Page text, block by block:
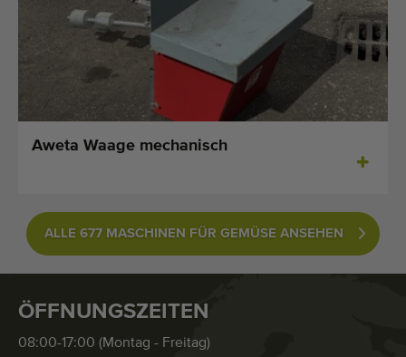
Aweta Waage mechanisch
ALLE 677 MASCHINEN FÜR GEMÜSE ANSEHEN
ÖFFNUNGSZEITEN
08:00-17:00 (Montag - Freitag)